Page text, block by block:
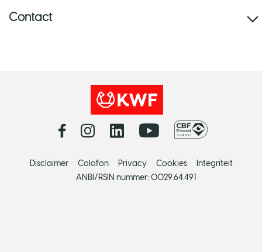
Contact
Disclaimer Colofon Privacy Cookies
Integriteit
ANBI/RSIN nummer: 0029.64.491